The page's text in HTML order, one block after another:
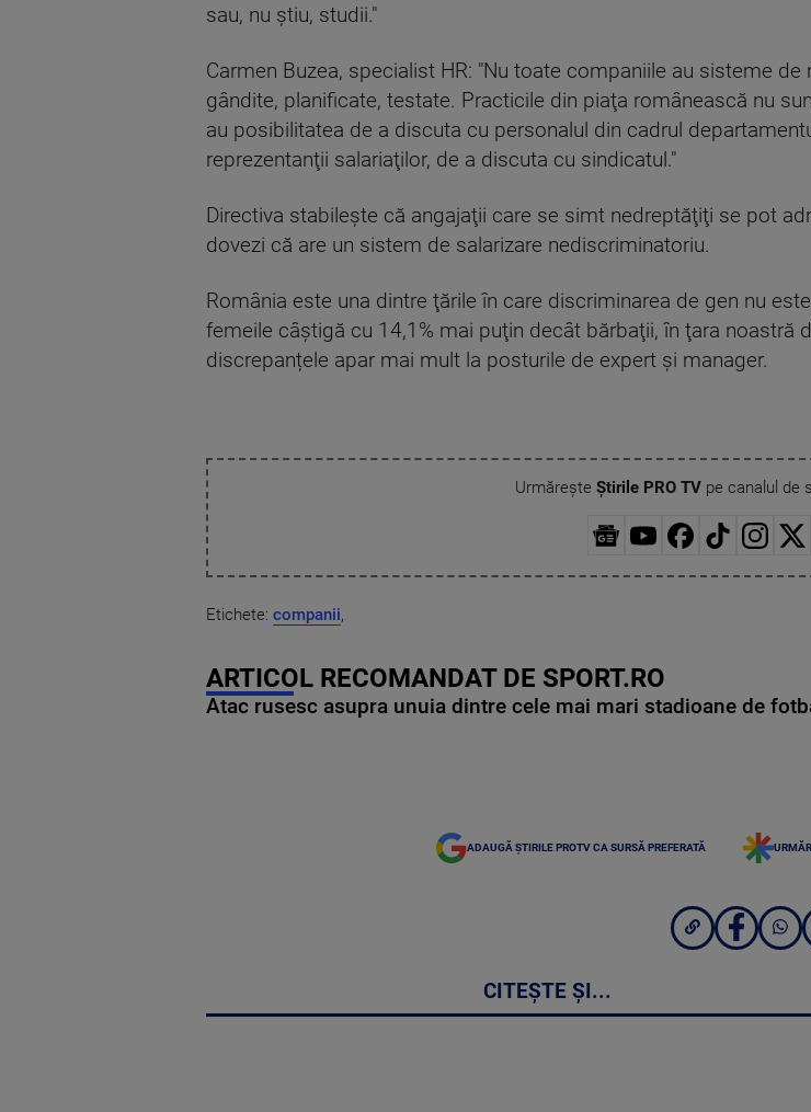
sau, nu ştiu, studii."
Carmen Buzea, specialist HR: "Nu toate companiile au sisteme
gândite, planificate, testate. Practicile din piaţa românească nu
au posibilitatea de a discuta cu personalul din cadrul
reprezentanţii salariaţilor, de a discuta cu sindicatul."
Directiva stabileşte că angajaţii care se simt nedreptăţiţi se pot
dovezi că are un sistem de salarizare nediscriminatoriu.
România este una dintre ţările în care discriminarea de gen nu
femeile câştigă cu 14,1% mai puţin decât bărbaţii, în ţara noastră
discrepanțele apar mai mult la posturile de expert şi manager.
Urmărește Știrile PRO TVpe canalul de
Etichete: companii,
ARTICOL RECOMANDAT DE SPORT.RO
Atac rusesc asupra unuia dintre cele mai mari stadioane de
ADAUGĂ ȘTIRILE PROTV CA SURSĂ PREFERATĂ
CITEȘTE ȘI...